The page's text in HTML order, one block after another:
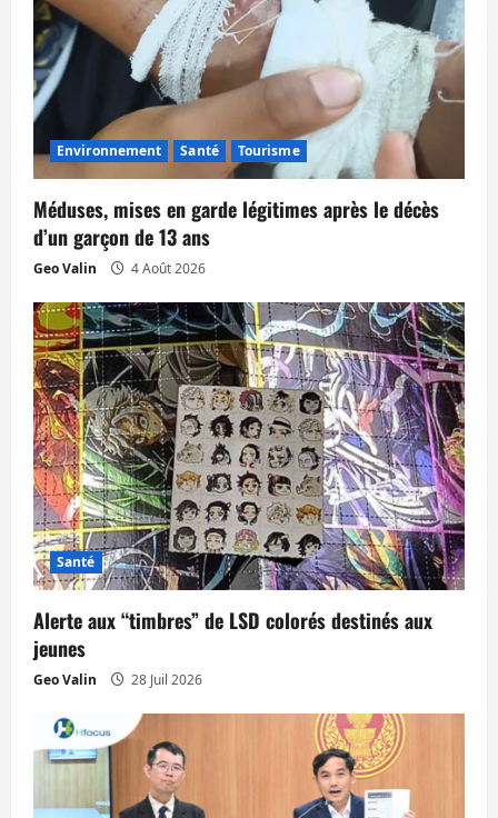
d
’
a
r
t
i
c
l
e
Environnement Santé Tourisme
Méduses, mises en garde légitimes après le décès
d’un garçon de 13 ans
Geo Valin 4 Août 2026
Santé
Alerte aux “timbres” de LSD colorés destinés aux
jeunes
Geo Valin 28 Juil 2026